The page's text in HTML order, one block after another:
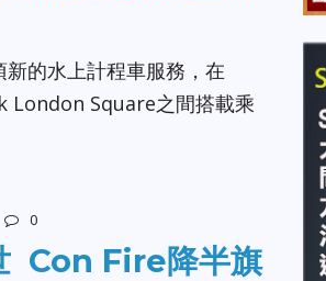
的水上計程車服務，在
London Square之間搭載乘
0
Con Fire降半旗